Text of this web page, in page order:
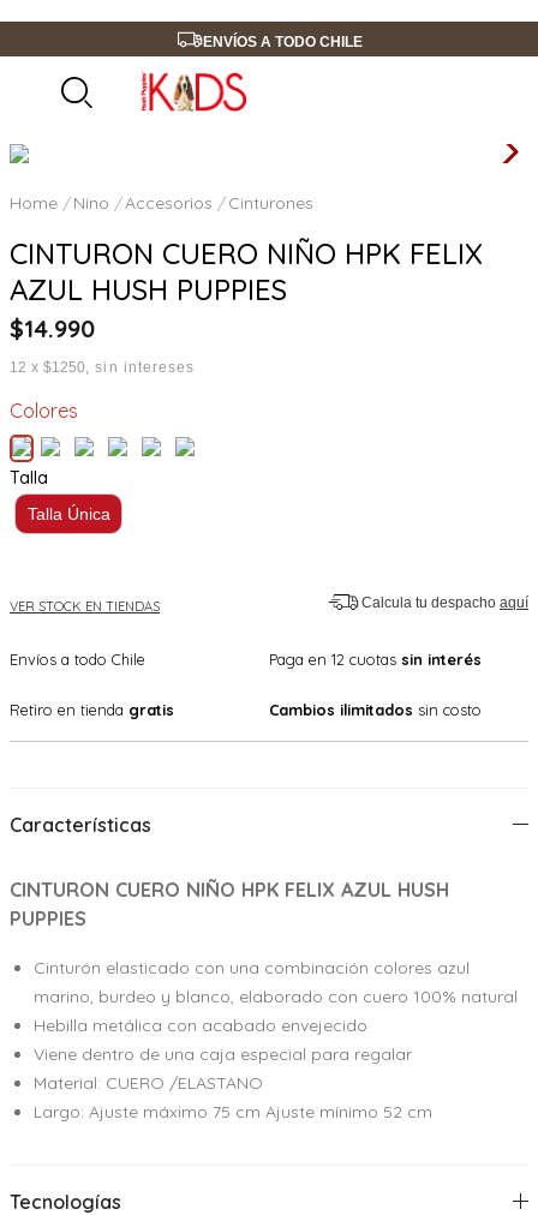
ENVÍOS A TODO CHILE
Nino Accesorios Cinturones
CINTURON CUERO NIÑO HPK FELIX
AZUL HUSH PUPPIES
$14.990
12 x $1250 sin intereses
Colores
Talla
Talla Única
VER STOCK EN TIENDAS Calcula tu despacho aquí
Envíos a todo Chile Paga en 12 cuotas sin interés
Retiro en tienda gratis Cambios ilimitados sin costo
Características
CINTURON CUERO NIÑO HPK FELIX AZUL HUSH
PUPPIES
Cinturón elasticado con una combinación colores azul
marino, burdeo y blanco, elaborado con cuero 100% natural
Hebilla metálica con acabado envejecido
Viene dentro de una caja especial para regalar
Material: CUERO /ELASTANO
Largo: Ajuste máximo 75 cm Ajuste mínimo 52 cm
Tecnologías